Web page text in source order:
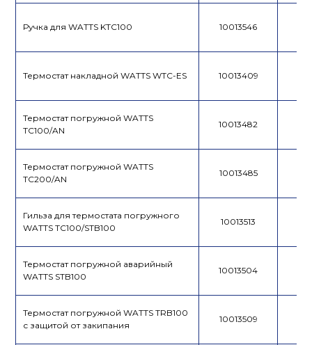
Ручка для WATTS KTC100 10013546
Термостат накладной WATTS WTC-ES 10013409
Термостат погружной WATTS
TC100/AN
10013482
Термостат погружной WATTS
TC200/AN
10013485
Гильза для термостата погружного
WATTS TC100/STB100
10013513
Термостат погружной аварийный
WATTS STB100
10013504
Термостат погружной WATTS TRB100
с защитой от закипания
10013509